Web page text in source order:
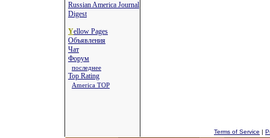
Russian America Journal
Digest
Yellow Pages
Объявления
Чат
Форум
последнее
Top Rating
America TOP
Terms of Service |